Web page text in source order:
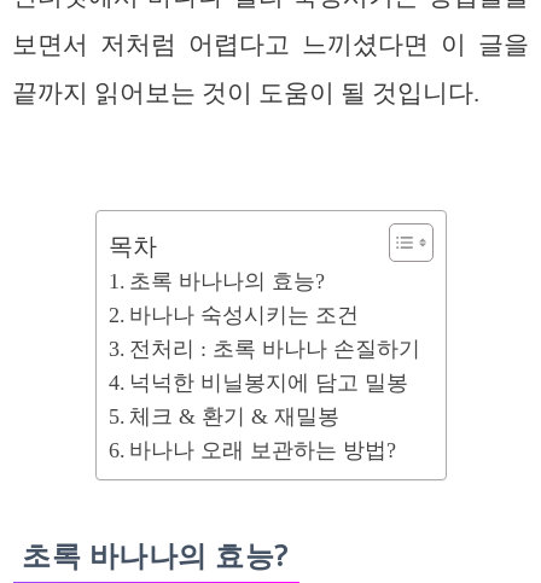
보면서 저처럼 어렵다고 느끼셨다면 이 글을
끝까지 읽어보는 것이 도움이 될 것입니다.
목차
초록 바나나의 효능?
바나나 숙성시키는 조건
전처리 : 초록 바나나 손질하기
넉넉한 비닐봉지에 담고 밀봉
체크 & 환기 & 재밀봉
바나나 오래 보관하는 방법?
초록 바나나의 효능?